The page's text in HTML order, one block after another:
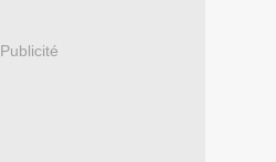
Publicité